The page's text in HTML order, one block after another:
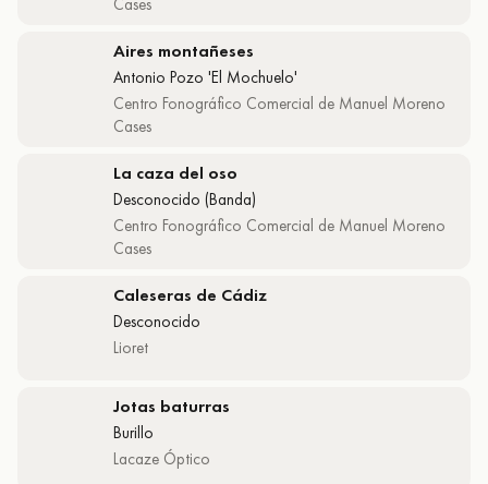
Aires montañeses
Antonio Pozo 'El Mochuelo'
Centro Fonográfico Comercial de Manuel Moreno
Cases
La caza del oso
Desconocido (Banda)
Centro Fonográfico Comercial de Manuel Moreno
Cases
Caleseras de Cádiz
Desconocido
Lioret
Jotas baturras
Burillo
Lacaze Óptico